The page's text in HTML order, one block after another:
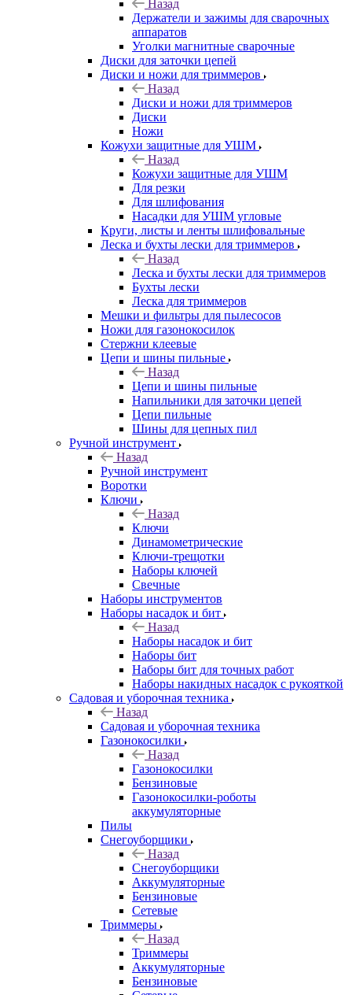
Назад
Держатели и зажимы для сварочных
аппаратов
Уголки магнитные сварочные
Диски для заточки цепей
Диски и ножи для триммеров
Назад
Диски и ножи для триммеров
Диски
Ножи
Кожухи защитные для УШМ
Назад
Кожухи защитные для УШМ
Для резки
Для шлифования
Насадки для УШМ угловые
Круги, листы и ленты шлифовальные
Леска и бухты лески для триммеров
Назад
Леска и бухты лески для триммеров
Бухты лески
Леска для триммеров
Мешки и фильтры для пылесосов
Ножи для газонокосилок
Стержни клеевые
Цепи и шины пильные
Назад
Цепи и шины пильные
Напильники для заточки цепей
Цепи пильные
Шины для цепных пил
Ручной инструмент
Назад
Ручной инструмент
Воротки
Ключи
Назад
Ключи
Динамометрические
Ключи-трещотки
Наборы ключей
Свечные
Наборы инструментов
Наборы насадок и бит
Назад
Наборы насадок и бит
Наборы бит
Наборы бит для точных работ
Наборы накидных насадок с рукояткой
Садовая и уборочная техника
Назад
Садовая и уборочная техника
Газонокосилки
Назад
Газонокосилки
Бензиновые
Газонокосилки-роботы
аккумуляторные
Пилы
Снегоуборщики
Назад
Снегоуборщики
Аккумуляторные
Бензиновые
Сетевые
Триммеры
Назад
Триммеры
Аккумуляторные
Бензиновые